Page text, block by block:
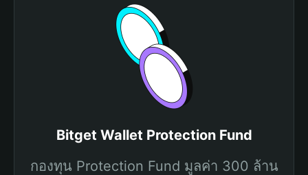
Bitget Wallet Protection Fund
กองทุน Protection Fund มูลค่า 300 ล้าน